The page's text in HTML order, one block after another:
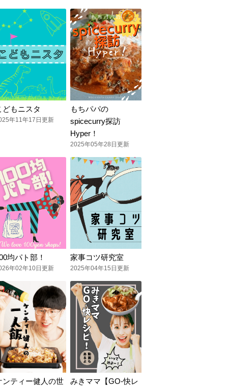
どもニスタ
年11年17日更新
もちパパの
spicecurry探訪
Hyper！
2025年05年28日更新
均パト部！
年02年10日更新
家事コツ研究室
2025年04年15日更新
ンティー健人の世 みきママ【GO-快レ